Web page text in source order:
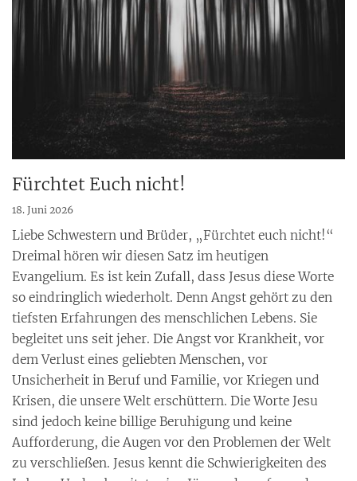
Fürchtet Euch nicht!
18. Juni 2026
Liebe Schwestern und Brüder, „Fürchtet euch nicht!“
Dreimal hören wir diesen Satz im heutigen
Evangelium. Es ist kein Zufall, dass Jesus diese Worte
so eindringlich wiederholt. Denn Angst gehört zu den
tiefsten Erfahrungen des menschlichen Lebens. Sie
begleitet uns seit jeher. Die Angst vor Krankheit, vor
dem Verlust eines geliebten Menschen, vor
Unsicherheit in Beruf und Familie, vor Kriegen und
Krisen, die unsere Welt erschüttern. Die Worte Jesu
sind jedoch keine billige Beruhigung und keine
Aufforderung, die Augen vor den Problemen der Welt
zu verschließen. Jesus kennt die Schwierigkeiten des